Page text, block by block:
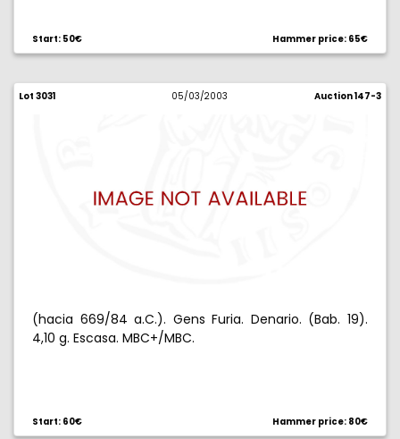
Start: 50€ Hammer price: 65€
Lot 3031 05/03/2003 Auction 147-3
(hacia 669/84 a.C.). Gens Furia. Denario. (Bab. 19).
4,10 g. Escasa. MBC+/MBC.
Start: 60€ Hammer price: 80€